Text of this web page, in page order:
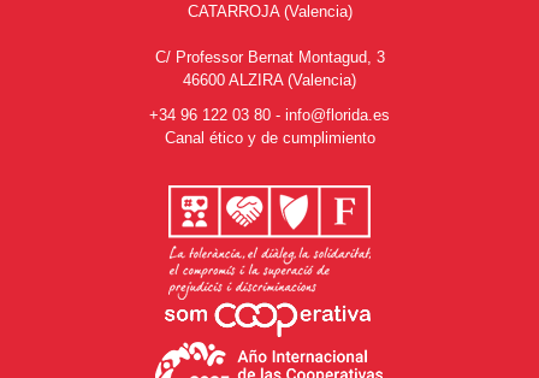
CATARROJA (Valencia)
C/ Professor Bernat Montagud, 3
46600 ALZIRA (Valencia)
+34 96 122 03 80 - info@florida.es
Canal ético y de cumplimiento